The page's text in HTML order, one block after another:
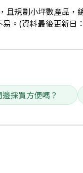
規劃小坪數產品，
。(資料最後更新日
採買方便嗎？